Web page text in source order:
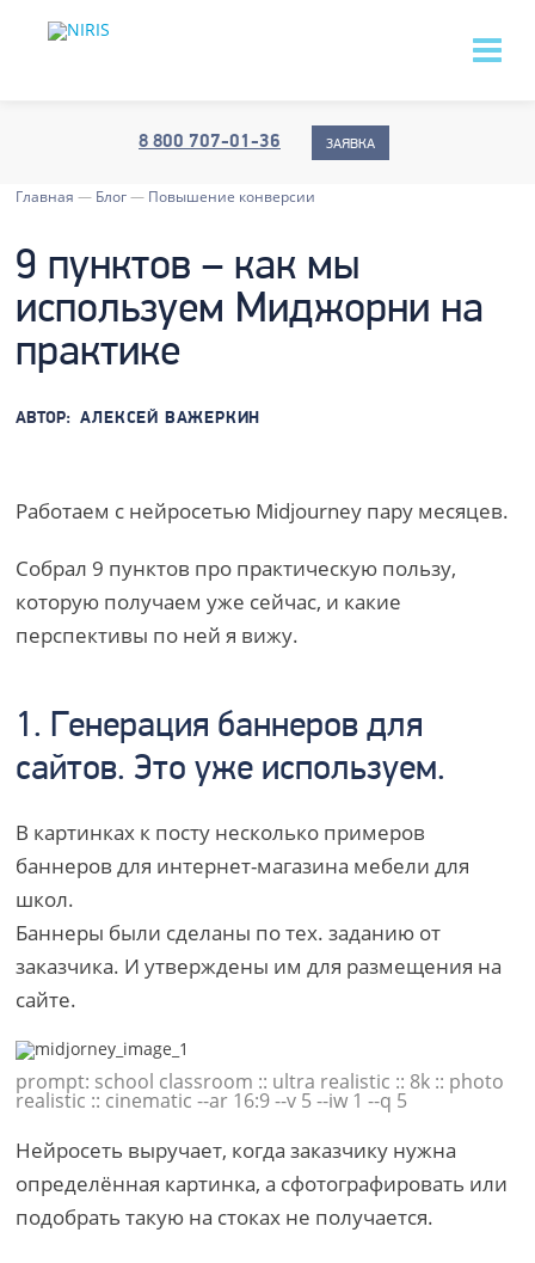
8 800 707-01-36 ЗАЯВКА
Главная — Блог— Повышение конверсии
9 пунктов – как мы
используем Миджорни на
практике
АВТОР: АЛЕКСЕЙ ВАЖЕРКИН
Работаем с нейросетью Midjourney пару месяцев.
Собрал 9 пунктов про практическую пользу,
которую получаем уже сейчас, и какие
перспективы по ней я вижу.
1. Генерация баннеров для
сайтов. Это уже используем.
В картинках к посту несколько примеров
баннеров для интернет-магазина мебели для
школ.
Баннеры были сделаны по тех. заданию от
заказчика. И утверждены им для размещения на
сайте.
prompt: school classroom :: ultra realistic :: 8k :: photo
realistic :: cinematic --ar 16:9 --v 5 --iw 1 --q 5
Нейросеть выручает, когда заказчику нужна
определённая картинка, а сфотографировать или
подобрать такую на стоках не получается.